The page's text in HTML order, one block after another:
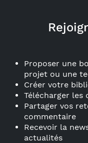
Proposer une
projet ou une
Créer votre
Télécharger les
Partager vos
commentaire
Recevoir la
actualités